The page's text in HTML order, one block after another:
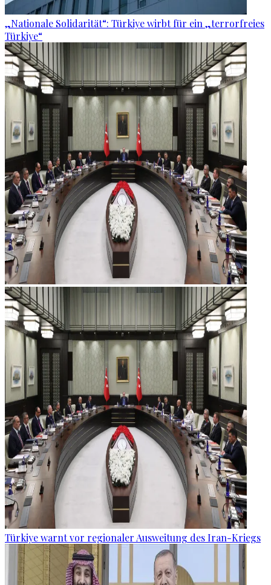
„Nationale Solidarität“: Türkiye wirbt für ein „terrorfreies
Türkiye“
Türkiye warnt vor regionaler Ausweitung des Iran-Kriegs